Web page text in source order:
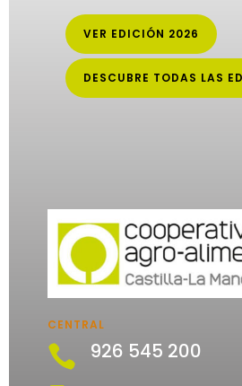
VER EDICIÓN 2026
DESCUBRE TODAS LAS
CENTRAL
 926 545 200